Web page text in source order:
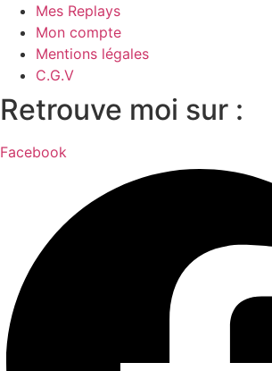
Mes Replays
Mon compte
Mentions légales
C.G.V
Retrouve moi sur :
Facebook